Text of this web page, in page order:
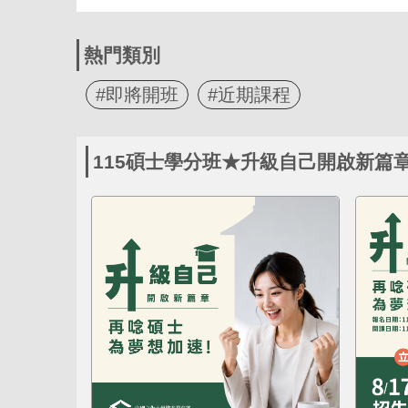
熱門類別
#即將開班 #近期課程
115碩士學分班★升級自己開啟新篇